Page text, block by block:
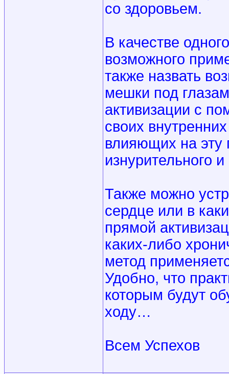
со здоровьем.
В качестве
возможного
также назвать
мешки под
активизации с
своих
влияющих на
изнурительного
Также можно
сердце или в
прямой
каких-либо
метод
Удобно, что
которым будут
ходу…
Всем Успехов